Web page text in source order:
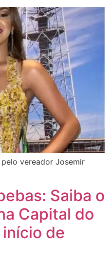
vereador Josemir
Saiba o
Capital do
de